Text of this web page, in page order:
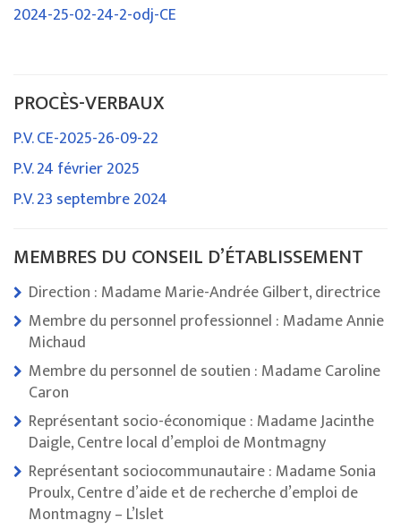
2024-25-02-24-2-odj-CE
PROCÈS-VERBAUX
P.V. CE-2025-26-09-22
P.V. 24 février 2025
P.V. 23 septembre 2024
MEMBRES DU CONSEIL D’ÉTABLISSEMENT
Direction : Madame Marie-Andrée Gilbert, directrice
Membre du personnel professionnel : Madame Annie
Michaud
Membre du personnel de soutien : Madame Caroline
Caron
Représentant socio-économique : Madame Jacinthe
Daigle, Centre local d’emploi de Montmagny
Représentant sociocommunautaire : Madame Sonia
Proulx, Centre d’aide et de recherche d’emploi de
Montmagny – L’Islet